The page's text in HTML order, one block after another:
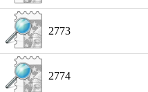
2773
2774